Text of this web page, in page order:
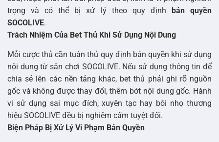
trọng và có thể bị xử lý theo quy định bản quyền
SOCOLIVE.
Trách Nhiệm Của Bet Thủ Khi Sử Dụng Nội Dung
Mỗi cược thủ cần tuân thủ quy định bản quyền khi sử dụng
nội dung từ sân chơi SOCOLIVE. Nếu sử dụng thông tin để
chia sẻ lên các nền tảng khác, bet thủ phải ghi rõ nguồn
gốc và không được thay đổi, thêm bớt nội dung gốc. Hành
vi sử dụng sai mục đích, xuyên tạc hay bôi nhọ thương
hiệu SOCOLIVE đều bị nghiêm cấm tuyệt đối.
Biện Pháp Bị Xử Lý Vi Phạm Bản Quyền